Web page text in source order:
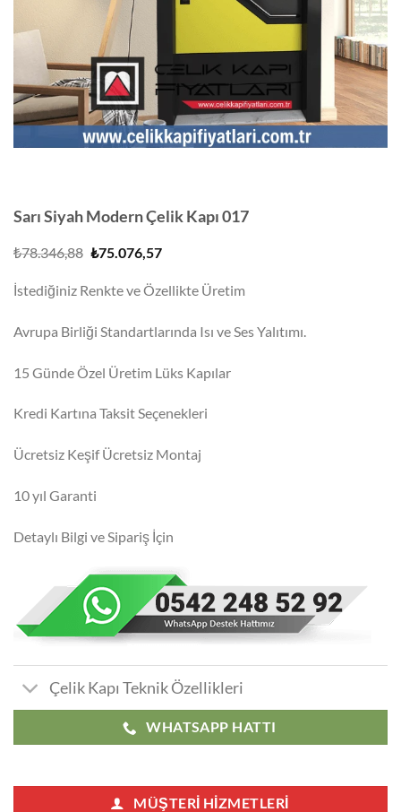
Sarı Siyah Modern Çelik Kapı 017
₺78.346,88 Orijinal
₺78.346,88.
₺75.076,57Şu
₺75.076,57.
İstediğiniz Renkte ve Özellikte Üretim
Avrupa Birliği Standartlarında Isı ve Ses Yalıtımı.
15 Günde Özel Üretim Lüks Kapılar
Kredi Kartına Taksit Seçenekleri
Ücretsiz Keşif Ücretsiz Montaj
10 yıl Garanti
Detaylı Bilgi ve Sipariş İçin
Çelik Kapı Teknik Özellikleri
WHATSAPP HATTI
MÜŞTERI HIZMETLERI